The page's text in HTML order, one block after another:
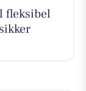
fleksibel